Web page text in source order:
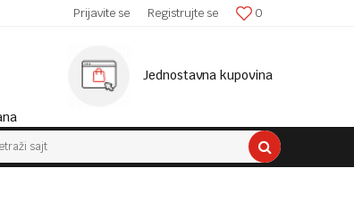
SIGURNA ISPORUKA! 0
Prijavite se Registrujte se
Jednostavna kupovina
sajt